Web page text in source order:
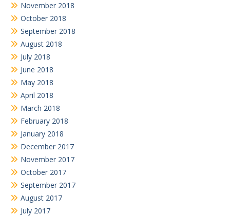
November 2018
October 2018
September 2018
August 2018
July 2018
June 2018
May 2018
April 2018
March 2018
February 2018
January 2018
December 2017
November 2017
October 2017
September 2017
August 2017
July 2017